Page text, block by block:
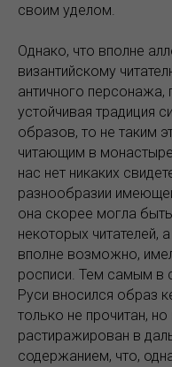
своим уделом.
Однако, что вполне
византийскому
античного
устойчивая традиция
образов, то не таким
читающим в
нас нет никаких
разнообразии
она скорее могла
некоторых читателей,
вполне возможно,
росписи. Тем самым в
Руси вносился образ
только не прочитан,
растиражирован в
содержанием, что,